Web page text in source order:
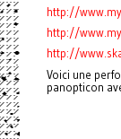
http://
http://
http://
Voici une
panopticon